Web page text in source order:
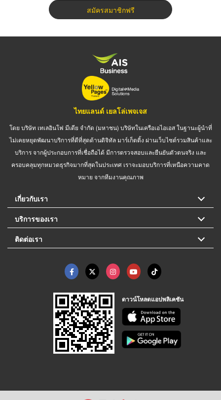
สมัครสมาชิกฟรี
ไทยแลนด์ เยลโล่เพจเจส
โดย บริษัท เทเลอินโฟ มีเดีย จำกัด (มหาชน) บริษัทในเครือเอไอเอส ในฐานะผู้นำที่
ไม่เคยหยุดพัฒนาบริการที่ดีที่สุดด้านดิจิทัล มาร์เก็ตติ้ง ผ่านเว็บไซต์รวมสินค้าและ
บริการ จากผู้ประกอบการที่เชื่อถือได้ มีการตรวจสอบและยืนยันตัวตนจริง และ
ครอบคลุมทุกหมวดธุรกิจมากที่สุดในประเทศ เราจะมอบบริการที่เหนือความคาด
หมาย จากทีมงานคุณภาพ
เกี่ยวกับเรา
บริการของเรา
ติดต่อเรา
ดาวน์โหลดแอปพลิเคชัน